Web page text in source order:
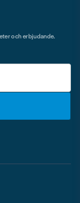
och erbjudande.